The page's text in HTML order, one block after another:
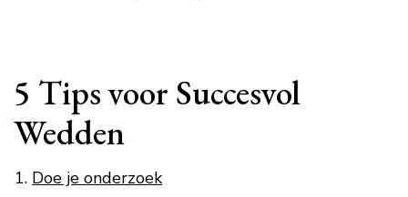
5 Tips voor Succesvol
Wedden
Doe je onderzoek